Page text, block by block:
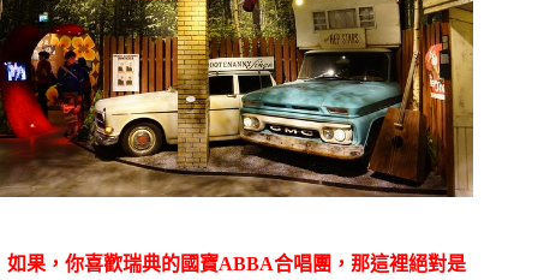
如果，你喜歡瑞典的國寶ABBA合唱團，那這裡絕對是